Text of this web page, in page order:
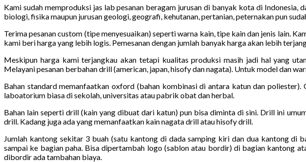
Kami sudah memproduksi jas lab pesanan beragam jurusan di banyak kota di Indonesia,
biologi, fisika maupun jurusan geologi, geografi, kehutanan, pertanian, peternakan pun
Terima pesanan custom (tipe menyesuaikan) seperti warna kain, tipe kain dan jenis lain.
kami beri harga yang lebih logis. Pemesanan dengan jumlah banyak harga akan lebih
Meskipun harga kami terjangkau akan tetapi kualitas produksi masih jadi hal yang
Melayani pesanan berbahan drill (american, japan, hisofy dan nagata). Untuk model dan
Bahan standard memanfaatkan oxford (bahan kombinasi di antara katun dan
laboatorium biasa di sekolah, universitas atau pabrik obat dan herbal.
Bahan lain seperti drill (kain yang dibuat dari katun) pun bisa diminta di sini. Drill ini
drill. Kadang juga ada yang memanfaatkan kain nagata drill atau hisofy drill.
Jumlah kantong sekitar 3 buah (satu kantong di dada samping kiri dan dua kantong di
sampai ke bagian paha. Bisa dipertambah logo (sablon atau bordir) di bagian kantong
dibordir ada tambahan biaya.